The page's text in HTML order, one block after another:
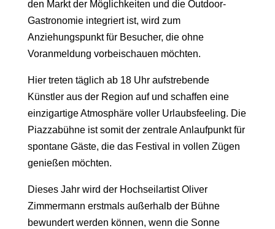
den Markt der Möglichkeiten und die Outdoor-
Gastronomie integriert ist, wird zum
Anziehungspunkt für Besucher, die ohne
Voranmeldung vorbeischauen möchten.
Hier treten täglich ab 18 Uhr aufstrebende
Künstler aus der Region auf und schaffen eine
einzigartige Atmosphäre voller Urlaubsfeeling. Die
Piazzabühne ist somit der zentrale Anlaufpunkt für
spontane Gäste, die das Festival in vollen Zügen
genießen möchten.
Dieses Jahr wird der Hochseilartist Oliver
Zimmermann erstmals außerhalb der Bühne
bewundert werden können, wenn die Sonne